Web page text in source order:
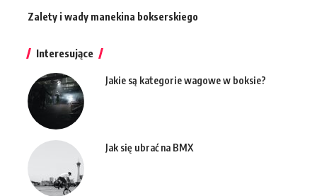
Zalety i wady manekina bokserskiego
Interesujące
Jakie są kategorie wagowe w boksie?
Jak się ubrać na BMX